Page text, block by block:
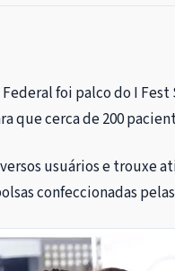
foi palco do I Fest
que cerca de 200
usuários e trouxe
confeccionadas